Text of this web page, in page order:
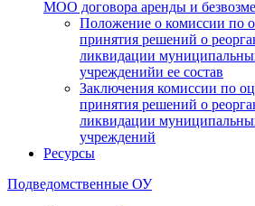
МОО договора аренды и
Положение о комиссии по
принятия решений о
ликвидации
учрежденийи ее состав
Заключения комиссии по
принятия решений о
ликвидации
учреждений
Ресурсы
Подведомственные ОУ